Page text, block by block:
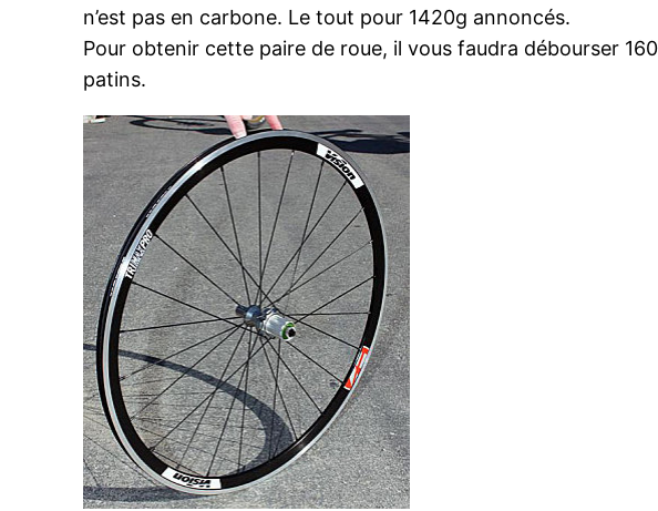
n’est pas en carbone. Le tout pour 1420g annoncés.
Pour obtenir cette paire de roue, il vous faudra débourser
patins.